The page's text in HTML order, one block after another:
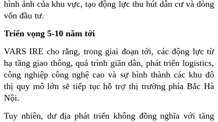
hình ảnh của khu vực, tạo động lực thu hút dân cư và dòng
vốn đầu tư.
Triển vọng 5-10 năm tới
VARS IRE cho rằng, trong giai đoạn tới, các động lực từ
hạ tầng giao thông, quá trình giãn dân, phát triển logistics,
công nghiệp công nghệ cao và sự hình thành các khu đô
thị quy mô lớn sẽ tiếp tục hỗ trợ thị trường phía Bắc Hà
Nội.
Tuy nhiên, dư địa phát triển không đồng nghĩa với tăng